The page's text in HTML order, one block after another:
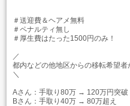
＃送迎費＆ヘアメ無料
＃ペナルティ無し
＃厚生費はたった1500円のみ！
／
都内などの他地区からの移転希望者
＼
Aさん：手取り80万 → 120万円突破
Bさん：手取り40万 → 80万超え